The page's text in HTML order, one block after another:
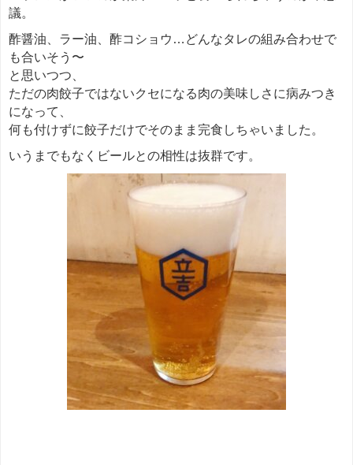
議。
酢醤油、ラー油、酢コショウ…どんなタレの組み合わせで
も合いそう〜
と思いつつ、
ただの肉餃子ではないクセになる肉の美味しさに病みつき
になって、
何も付けずに餃子だけでそのまま完食しちゃいました。
いうまでもなくビールとの相性は抜群です。